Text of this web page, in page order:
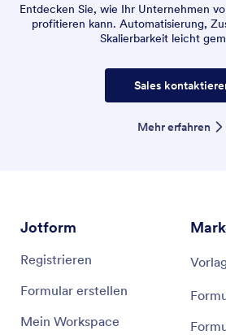
Entdecken Sie, wie Ihr Unternehmen
profitieren kann. Automatisierung,
Skalierbarkeit leicht
Sales
Mehr erfahren
Jotform
Registrieren
Formular erstellen
Mein Workspace